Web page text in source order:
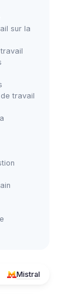
sur la
travail
Mistral